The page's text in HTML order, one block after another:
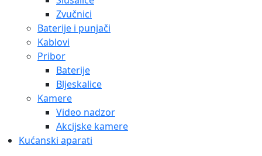
Zvučnici
Baterije i punjači
Kablovi
Pribor
Baterije
Bljeskalice
Kamere
Video nadzor
Akcijske kamere
Kućanski aparati